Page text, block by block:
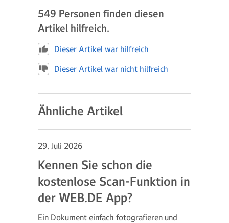
549 Personen finden diesen
Artikel hilfreich.
Dieser Artikel war hilfreich
Dieser Artikel war nicht hilfreich
Ähnliche Artikel
29. Juli 2026
Kennen Sie schon die
kostenlose Scan-Funktion in
der WEB.DE App?
Ein Dokument einfach fotografieren und